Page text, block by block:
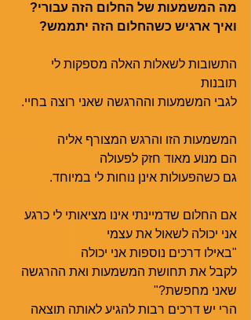
מה המשמעות של החלום הזה עבורי?
ואיך ארגיש כשהחלום הזה יתממש?
התשובות לשאלות האלה מספקות לי
תובנות
לגבי המשמעות וההרגשה שאני רוצה בחיי.
המשמעות הזו והרגש המצורף אליה
הם מנוע מאוד חזק לפעולה
גם כשהפעולות אינן נוחות לי במיוחד.
אם החלום שדמיינתי אינו מציאותי לי כרגע
אני יכולה לשאול את עצמי
"באילו דרכים נוספות אני יכולה
לקבל את תחושת המשמעות ואת ההרגשה
שאני מחפשת?"
הרי יש דרכים רבות להגיע לאותה תוצאה